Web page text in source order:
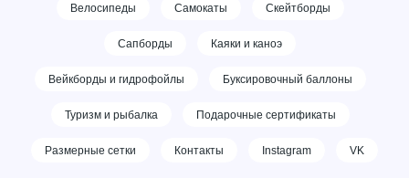
Велосипеды Самокаты Скейтборды
Сапборды Каяки и каноэ
Вейкборды и гидрофойлы Буксировочный баллоны
Туризм и рыбалка Подарочные сертификаты
Размерные сетки Контакты Instagram VK